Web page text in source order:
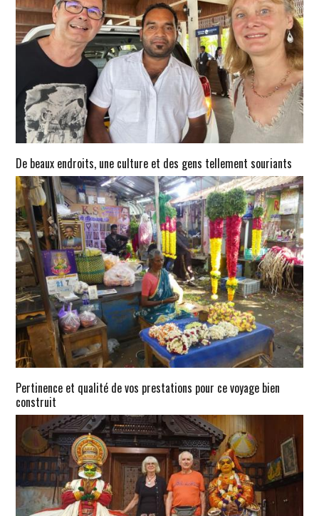
De beaux endroits, une culture et des gens tellement souriants
Pertinence et qualité de vos prestations pour ce voyage bien
construit